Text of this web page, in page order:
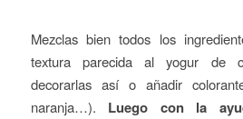
Mezclas bien todos los
textura parecida al yogur de
decorarlas así o añadir
naranja…). Luego con la